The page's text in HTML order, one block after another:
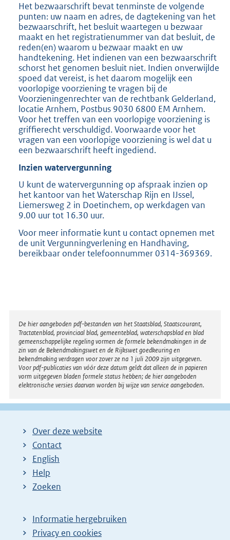
Het bezwaarschrift bevat tenminste de volgende
punten: uw naam en adres, de dagtekening van het
bezwaarschrift, het besluit waartegen u bezwaar
maakt en het registratienummer van dat besluit, de
reden(en) waarom u bezwaar maakt en uw
handtekening. Het indienen van een bezwaarschrift
schorst het genomen besluit niet. Indien onverwijlde
spoed dat vereist, is het daarom mogelijk een
voorlopige voorziening te vragen bij de
Voorzieningenrechter van de rechtbank Gelderland,
locatie Arnhem, Postbus 9030 6800 EM Arnhem.
Voor het treffen van een voorlopige voorziening is
griffierecht verschuldigd. Voorwaarde voor het
vragen van een voorlopige voorziening is wel dat u
een bezwaarschrift heeft ingediend.
Inzien watervergunning
U kunt de watervergunning op afspraak inzien op
het kantoor van het Waterschap Rijn en IJssel,
Liemersweg 2 in Doetinchem, op werkdagen van
9.00 uur tot 16.30 uur.
Voor meer informatie kunt u contact opnemen met
de unit Vergunningverlening en Handhaving,
bereikbaar onder telefoonnummer 0314-369369.
Disclaimer
De hier aangeboden pdf-bestanden van het Staatsblad, Staatscourant,
Tractatenblad, provinciaal blad, gemeenteblad, waterschapsblad en blad
gemeenschappelijke regeling vormen de formele bekendmakingen in de
zin van de Bekendmakingswet en de Rijkswet goedkeuring en
bekendmaking verdragen voor zover ze na 1 juli 2009 zijn uitgegeven.
Voor pdf-publicaties van vóór deze datum geldt dat alleen de in papieren
vorm uitgegeven bladen formele status hebben; de hier aangeboden
elektronische versies daarvan worden bij wijze van service aangeboden.
Over deze website
Contact
English
Help
Zoeken
Informatie hergebruiken
Privacy en cookies